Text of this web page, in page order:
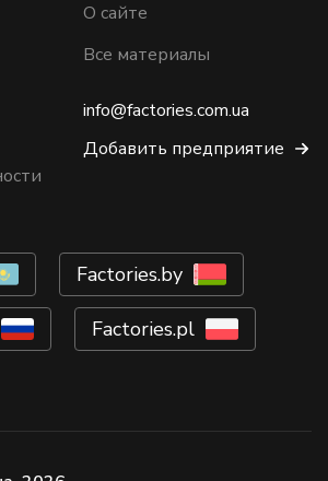
О сайте
Все материалы
info@factories.com.ua
Добавить предприятие
Factories.by
Factories.pl